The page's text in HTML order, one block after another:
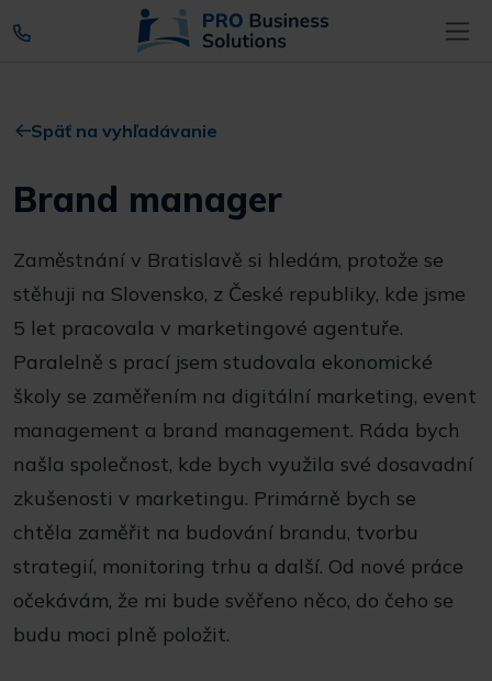
Späť na vyhľadávanie
Brand manager
Zaměstnání v Bratislavě si hledám, protože se
stěhuji na Slovensko, z České republiky, kde jsme
5 let pracovala v marketingové agentuře.
Paralelně s prací jsem studovala ekonomické
školy se zaměřením na digitální marketing, event
management a brand management. Ráda bych
našla společnost, kde bych využila své dosavadní
zkušenosti v marketingu. Primárně bych se
chtěla zaměřit na budování brandu, tvorbu
strategií, monitoring trhu a další. Od nové práce
očekávám, že mi bude svěřeno něco, do čeho se
budu moci plně položit.